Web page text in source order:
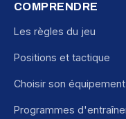
COMPRENDRE
Les règles du jeu
Positions et tactique
Choisir son équipement
Programmes